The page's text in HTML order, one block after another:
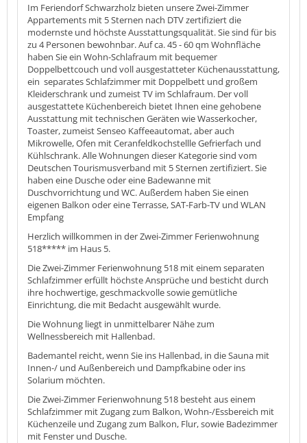
Im Feriendorf Schwarzholz bieten unsere Zwei-Zimmer
Appartements mit 5 Sternen nach DTV zertifiziert die
modernste und höchste Ausstattungsqualität. Sie sind für bis
zu 4 Personen bewohnbar. Auf ca. 45 - 60 qm Wohnfläche
haben Sie ein Wohn-Schlafraum mit bequemer
Doppelbettcouch und voll ausgestatteter Küchenausstattung,
ein separates Schlafzimmer mit Doppelbett und großem
Kleiderschrank und zumeist TV im Schlafraum. Der voll
ausgestattete Küchenbereich bietet Ihnen eine gehobene
Ausstattung mit technischen Geräten wie Wasserkocher,
Toaster, zumeist Senseo Kaffeeautomat, aber auch
Mikrowelle, Ofen mit Ceranfeldkochstellle Gefrierfach und
Kühlschrank. Alle Wohnungen dieser Kategorie sind vom
Deutschen Tourismusverband mit 5 Sternen zertifiziert. Sie
haben eine Dusche oder eine Badewanne mit
Duschvorrichtung und WC. Außerdem haben Sie einen
eigenen Balkon oder eine Terrasse, SAT-Farb-TV und WLAN
Empfang
Herzlich willkommen in der Zwei-Zimmer Ferienwohnung
518***** im Haus 5.
Die Zwei-Zimmer Ferienwohnung 518 mit einem separaten
Schlafzimmer erfüllt höchste Ansprüche und besticht durch
ihre hochwertige, geschmackvolle sowie gemütliche
Einrichtung, die mit Bedacht ausgewählt wurde.
Die Wohnung liegt in unmittelbarer Nähe zum
Wellnessbereich mit Hallenbad.
Bademantel reicht, wenn Sie ins Hallenbad, in die Sauna mit
Innen-/ und Außenbereich und Dampfkabine oder ins
Solarium möchten.
Die Zwei-Zimmer Ferienwohnung 518 besteht aus einem
Schlafzimmer mit Zugang zum Balkon, Wohn-/Essbereich mit
Küchenzeile und Zugang zum Balkon, Flur, sowie Badezimmer
mit Fenster und Dusche.